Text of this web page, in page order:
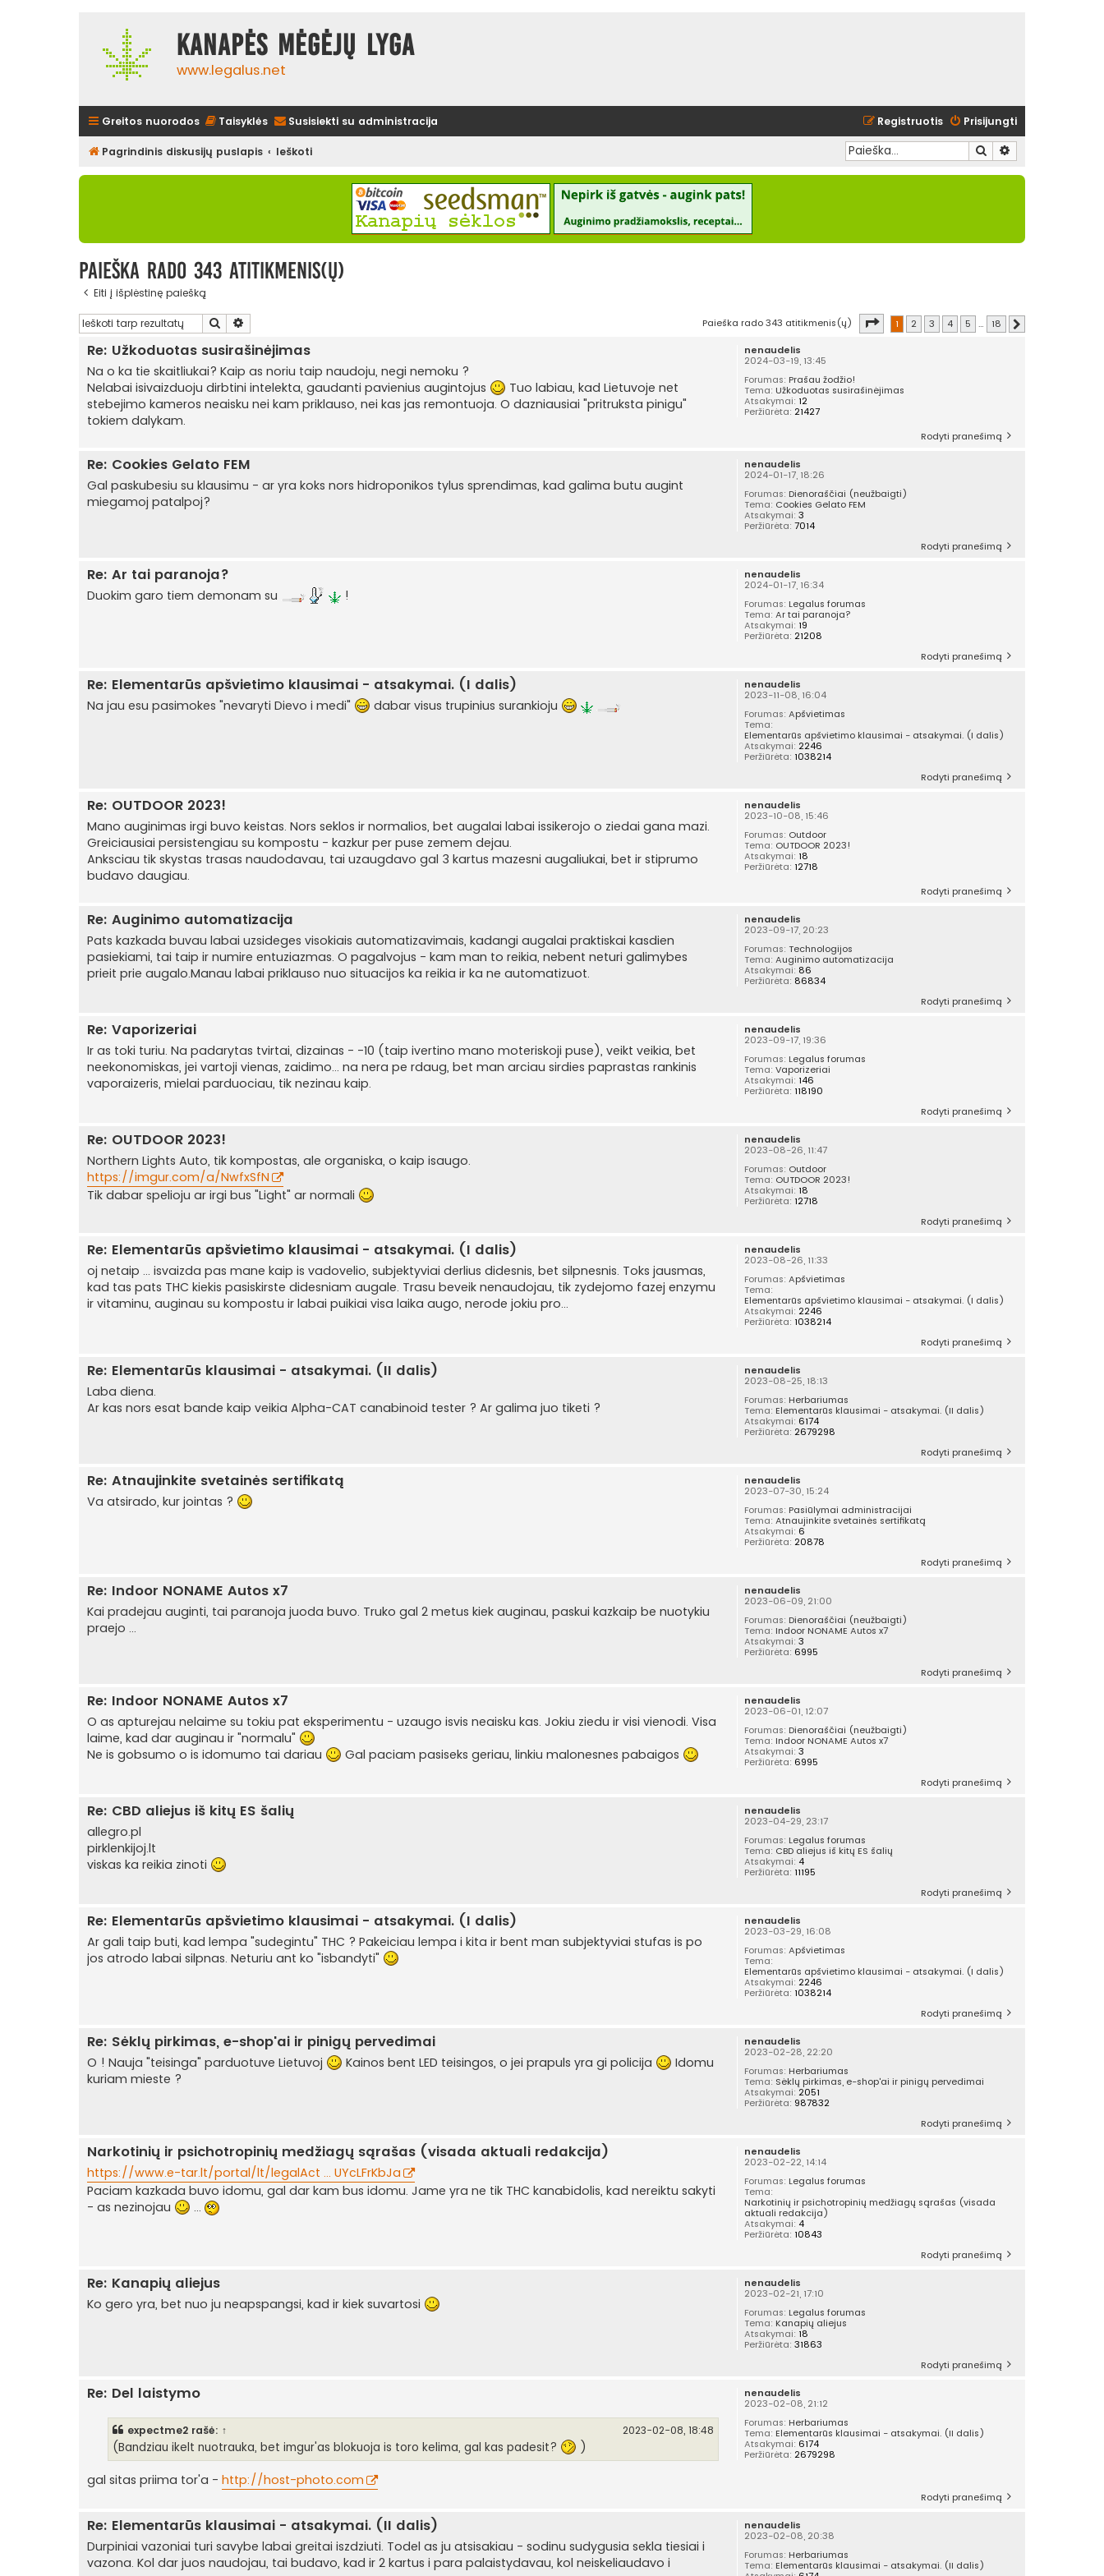
Kanapės mėgėjų lyga
www.legalus.net
Greitos nuorodos Taisyklės Susisiekti su administracija Prisijungti
Registruotis
Pagrindinis diskusijų puslapis Ieškoti Ieškoti
Paieška rado 343 atitikmenis(ų)
Eiti į išplėstinę paiešką
Ieškoti Paieška rado 343 atitikmenis(ų) Puslapis iš
1 2 3 4 5 … 18
nenaudelis
2024-03-19, 13:45
Forumas: Prašau žodžio!
Tema: Užkoduotas susirašinėjimas
Atsakymai: 12
Peržiūrėta: 21427
Re: Užkoduotas susirašinėjimas
Na o ka tie skaitliukai? Kaip as noriu taip naudoju, negi nemoku ?
Nelabai isivaizduoju dirbtini intelekta, gaudanti pavienius augintojus
Tuo labiau, kad Lietuvoje net
stebejimo kameros neaisku nei kam priklauso, nei kas jas remontuoja. O dazniausiai "pritruksta pinigu"
tokiem dalykam.
Rodyti pranešimą
nenaudelis
2024-01-17, 18:26
Forumas: Dienoraščiai (neužbaigti)
Tema: Cookies Gelato FEM
Atsakymai:3
Peržiūrėta:7014
Re: Cookies Gelato FEM
Gal paskubesiu su klausimu - ar yra koks nors hidroponikos tylus sprendimas, kad galima butu augint
miegamoj patalpoj?
Rodyti pranešimą
nenaudelis
2024-01-17, 16:34
Forumas: Legalus forumas
Tema:Ar tai paranoja?
Atsakymai: 19
Peržiūrėta: 21208
Re: Ar tai paranoja?
Duokim garo tiem demonam su !
Rodyti pranešimą
nenaudelis
2023-11-08, 16:04
Forumas:Apšvietimas
Tema:
Elementarūs apšvietimo klausimai - atsakymai. (I dalis)
Atsakymai: 2246
Peržiūrėta: 1038214
Re: Elementarūs apšvietimo klausimai - atsakymai. (I dalis)
Na jau esu pasimokes "nevaryti Dievo i medi" dabar visus trupinius surankioju
Rodyti pranešimą
nenaudelis
2023-10-08, 15:46
Forumas: Outdoor
Tema: OUTDOOR 2023!
Atsakymai: 18
Peržiūrėta: 12718
Re: OUTDOOR 2023!
Mano auginimas irgi buvo keistas. Nors seklos ir normalios, bet augalai labai issikerojo o ziedai gana mazi.
Greiciausiai persistengiau su kompostu - kazkur per puse zemem dejau.
Anksciau tik skystas trasas naudodavau, tai uzaugdavo gal 3 kartus mazesni augaliukai, bet ir stiprumo
budavo daugiau.
Rodyti pranešimą
nenaudelis
2023-09-17, 20:23
Forumas: Technologijos
Tema:Auginimo automatizacija
Atsakymai: 86
Peržiūrėta: 86834
Re: Auginimo automatizacija
Pats kazkada buvau labai uzsideges visokiais automatizavimais, kadangi augalai praktiskai kasdien
pasiekiami, tai taip ir numire entuziazmas. O pagalvojus - kam man to reikia, nebent neturi galimybes
prieit prie augalo.Manau labai priklauso nuo situacijos ka reikia ir ka ne automatizuot.
Rodyti pranešimą
nenaudelis
2023-09-17, 19:36
Forumas: Legalus forumas
Tema:Vaporizeriai
Atsakymai: 146
Peržiūrėta: 118190
Re: Vaporizeriai
Ir as toki turiu. Na padarytas tvirtai, dizainas - -10 (taip ivertino mano moteriskoji puse), veikt veikia, bet
neekonomiskas, jei vartoji vienas, zaidimo... na nera pe rdaug, bet man arciau sirdies paprastas rankinis
vaporaizeris, mielai parduociau, tik nezinau kaip.
Rodyti pranešimą
nenaudelis
2023-08-26, 11:47
Forumas: Outdoor
Tema: OUTDOOR 2023!
Atsakymai: 18
Peržiūrėta: 12718
Re: OUTDOOR 2023!
Northern Lights Auto, tik kompostas, ale organiska, o kaip isaugo.
https://imgur.com/a/NwfxSfN
Tik dabar spelioju ar irgi bus "Light" ar normali
Rodyti pranešimą
nenaudelis
2023-08-26, 11:33
Forumas:Apšvietimas
Tema:
Elementarūs apšvietimo klausimai - atsakymai. (I dalis)
Atsakymai: 2246
Peržiūrėta: 1038214
Re: Elementarūs apšvietimo klausimai - atsakymai. (I dalis)
oj netaip ... isvaizda pas mane kaip is vadovelio, subjektyviai derlius didesnis, bet silpnesnis. Toks jausmas,
kad tas pats THC kiekis pasiskirste didesniam augale. Trasu beveik nenaudojau, tik zydejomo fazej enzymu
ir vitaminu, auginau su kompostu ir labai puikiai visa laika augo, nerode jokiu pro...
Rodyti pranešimą
nenaudelis
2023-08-25, 18:13
Forumas: Herbariumas
Tema: Elementarūs klausimai - atsakymai. (II dalis)
Atsakymai: 6174
Peržiūrėta: 2679298
Re: Elementarūs klausimai - atsakymai. (II dalis)
Laba diena.
Ar kas nors esat bande kaip veikia Alpha-CAT canabinoid tester ? Ar galima juo tiketi ?
Rodyti pranešimą
nenaudelis
2023-07-30, 15:24
Forumas: Pasiūlymai administracijai
Tema:Atnaujinkite svetainės sertifikatą
Atsakymai: 6
Peržiūrėta: 20878
Re: Atnaujinkite svetainės sertifikatą
Va atsirado, kur jointas ?
Rodyti pranešimą
nenaudelis
2023-06-09, 21:00
Forumas: Dienoraščiai (neužbaigti)
Tema: Indoor NONAME Autos x7
Atsakymai:3
Peržiūrėta: 6995
Re: Indoor NONAME Autos x7
Kai pradejau auginti, tai paranoja juoda buvo. Truko gal 2 metus kiek auginau, paskui kazkaip be nuotykiu
praejo ...
Rodyti pranešimą
nenaudelis
2023-06-01, 12:07
Forumas: Dienoraščiai (neužbaigti)
Tema: Indoor NONAME Autos x7
Atsakymai:3
Peržiūrėta: 6995
Re: Indoor NONAME Autos x7
O as apturejau nelaime su tokiu pat eksperimentu - uzaugo isvis neaisku kas. Jokiu ziedu ir visi vienodi. Visa
laime, kad dar auginau ir "normalu"
Ne is gobsumo o is idomumo tai dariau
Gal paciam pasiseks geriau, linkiu malonesnes pabaigos
Rodyti pranešimą
nenaudelis
2023-04-29, 23:17
Forumas: Legalus forumas
Tema: CBD aliejus iš kitų ES šalių
Atsakymai: 4
Peržiūrėta: 11195
Re: CBD aliejus iš kitų ES šalių
allegro.pl
pirklenkijoj.lt
viskas ka reikia zinoti
Rodyti pranešimą
nenaudelis
2023-03-29, 16:08
Forumas:Apšvietimas
Tema:
Elementarūs apšvietimo klausimai - atsakymai. (I dalis)
Atsakymai: 2246
Peržiūrėta: 1038214
Re: Elementarūs apšvietimo klausimai - atsakymai. (I dalis)
Ar gali taip buti, kad lempa "sudegintu" THC ? Pakeiciau lempa i kita ir bent man subjektyviai stufas is po
jos atrodo labai silpnas. Neturiu ant ko "isbandyti"
Rodyti pranešimą
nenaudelis
2023-02-28, 22:20
Forumas: Herbariumas
Tema: Sėklų pirkimas, e-shop'ai ir pinigų pervedimai
Atsakymai: 2051
Peržiūrėta: 987832
Re: Sėklų pirkimas, e-shop'ai ir pinigų pervedimai
O ! Nauja "teisinga" parduotuve Lietuvoj Kainos bent LED teisingos, o jei prapuls yra gi policija
Idomu
kuriam mieste ?
Rodyti pranešimą
nenaudelis
2023-02-22, 14:14
Forumas: Legalus forumas
Tema:
Narkotinių ir psichotropinių medžiagų sąrašas (visada
aktuali redakcija)
Atsakymai: 4
Peržiūrėta: 10843
Narkotinių ir psichotropinių medžiagų sąrašas (visada aktuali redakcija)
https://www.e-tar.lt/portal/lt/legalAct ... UYcLFrKbJa
Paciam kazkada buvo idomu, gal dar kam bus idomu. Jame yra ne tik THC kanabidolis, kad nereiktu sakyti
- as nezinojau
...
Rodyti pranešimą
nenaudelis
2023-02-21, 17:10
Forumas: Legalus forumas
Tema: Kanapių aliejus
Atsakymai: 18
Peržiūrėta:31863
Re: Kanapių aliejus
Ko gero yra, bet nuo ju neapspangsi, kad ir kiek suvartosi
Rodyti pranešimą
nenaudelis
2023-02-08, 21:12
Forumas: Herbariumas
Tema: Elementarūs klausimai - atsakymai. (II dalis)
Atsakymai: 6174
Peržiūrėta: 2679298
Re: Del laistymo
expectme2 rašė: ↑ 2023-02-08, 18:48
(Bandziau ikelt nuotrauka, bet imgur'as blokuoja is toro kelima, gal kas padesit? )
gal sitas priima tor'a - http://host-photo.com
Rodyti pranešimą
nenaudelis
2023-02-08, 20:38
Forumas: Herbariumas
Tema: Elementarūs klausimai - atsakymai. (II dalis)
Re: Elementarūs klausimai - atsakymai. (II dalis)
Durpiniai vazoniai turi savybe labai greitai iszdziuti. Todel as ju atsisakiau - sodinu sudygusia sekla tiesiai i
vazona. Kol dar juos naudojau, tai budavo, kad ir 2 kartus i para palaistydavau, kol neiskeliaudavo i